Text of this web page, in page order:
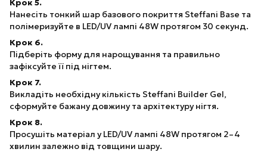
Крок 5.
Нанесіть тонкий шар базового покриття Steffani Base та
полімеризуйте в LED/UV лампі 48W протягом 30 секунд.
Крок 6.
Підберіть форму для нарощування та правильно
зафіксуйте її під нігтем.
Крок 7.
Викладіть необхідну кількість Steffani Builder Gel,
сформуйте бажану довжину та архітектуру нігтя.
Крок 8.
Просушіть матеріал у LED/UV лампі 48W протягом 2–4
хвилин залежно від товщини шару.